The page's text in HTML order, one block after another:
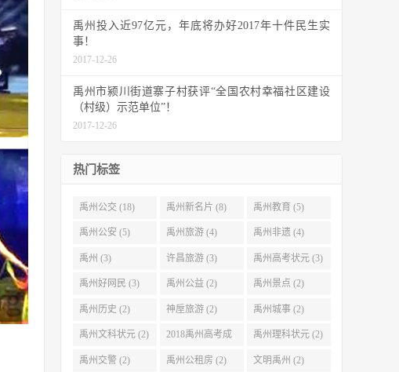
禹州投入近97亿元，年底将办好2017年十件民生实
事！
2017-12-26
禹州市颍川街道寨子村获评“全国农村幸福社区建设
（村级）示范单位”！
2017-12-26
热门标签
禹州公交 (18) 禹州新名片 (8) 禹州教育 (5)
禹州公安 (5) 禹州旅游 (4) 禹州非遗 (4)
禹州 (3) 许昌旅游 (3) 禹州高考状元 (3)
禹州好网民 (3) 禹州公益 (2) 禹州景点 (2)
禹州历史 (2) 神垕旅游 (2) 禹州城事 (2)
禹州文科状元 (2) 2018禹州高考成
绩 (2)
禹州理科状元 (2)
禹州交警 (2) 禹州公租房 (2) 文明禹州 (2)